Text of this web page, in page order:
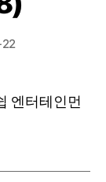
엔터테인먼